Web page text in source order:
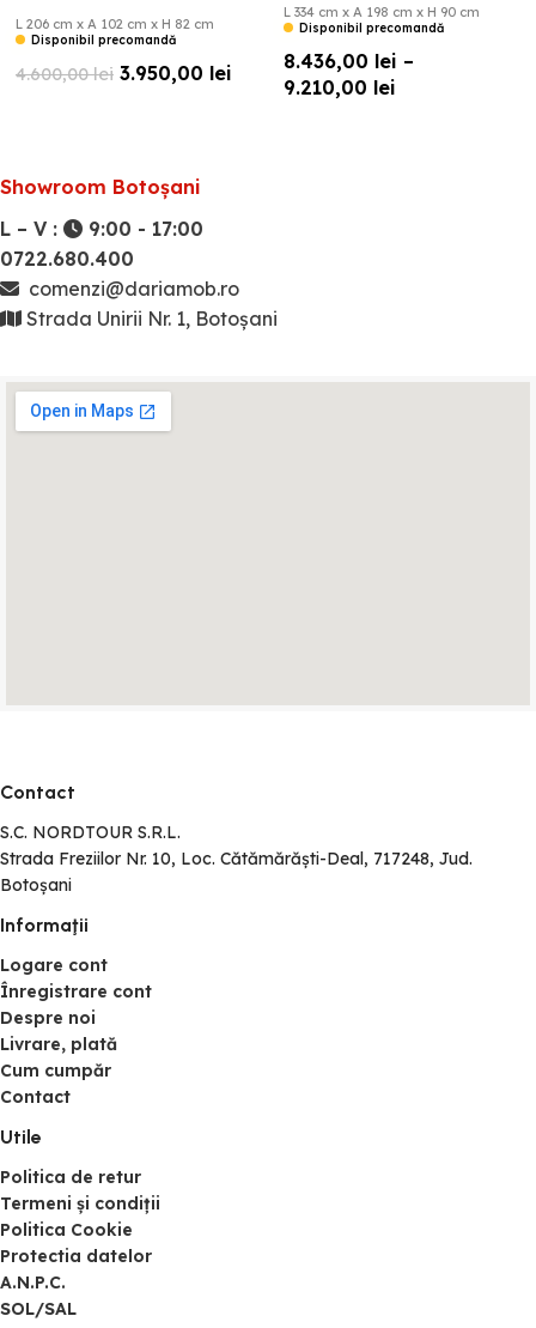
L 206 cm x A 102 cm x H 82 cm
Disponibil precomandă
4.600,00lei 3.950,00 lei
L 334 cm x A 198 cm x H 90 cm
Disponibil precomandă
8.436,00 lei –
9.210,00 lei
Showroom Botoșani
L – V :
9:00 - 17:00
0722.680.400
comenzi@dariamob.ro
Strada Unirii Nr. 1, Botoșani
Contact
S.C. NORDTOUR S.R.L.
Strada Freziilor Nr. 10, Loc. Cătămărăști-Deal, 717248, Jud.
Botoșani
Informaţii
Logare cont
Înregistrare cont
Despre noi
Livrare, plată
Cum cumpăr
Contact
Utile
Politica de retur
Termeni și condiții
Politica Cookie
Protectia datelor
A.N.P.C.
SOL/SAL